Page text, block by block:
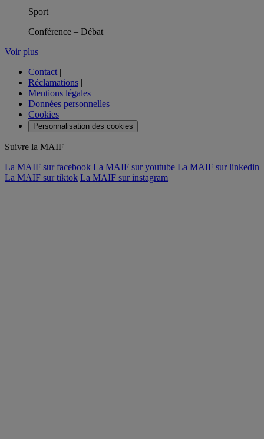
Sport
Conférence – Débat
Voir plus
Contact |
Réclamations |
Mentions légales |
Données personnelles |
Cookies |
Personnalisation des cookies
Suivre la MAIF
La MAIF sur facebook La MAIF sur youtube La MAIF sur linkedin
La MAIF sur tiktok La MAIF sur instagram